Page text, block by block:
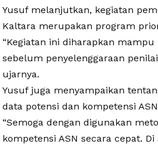
Yusuf melanjutkan, kegiatan
Kaltara merupakan program
“Kegiatan ini diharapkan
sebelum penyelenggaraan
ujarnya.
Yusuf juga menyampaikan
data potensi dan kompetensi
“Semoga dengan digunakan
kompetensi ASN secara cepat.